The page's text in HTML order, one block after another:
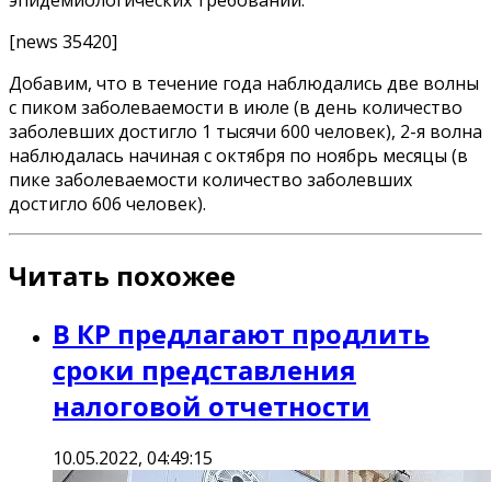
[news 35420]
Добавим, что в течение года наблюдались две волны
с пиком заболеваемости в июле (в день количество
заболевших достигло 1 тысячи 600 человек), 2-я волна
наблюдалась начиная с октября по ноябрь месяцы (в
пике заболеваемости количество заболевших
достигло 606 человек).
Читать похожее
В КР предлагают продлить
сроки представления
налоговой отчетности
10.05.2022, 04:49:15